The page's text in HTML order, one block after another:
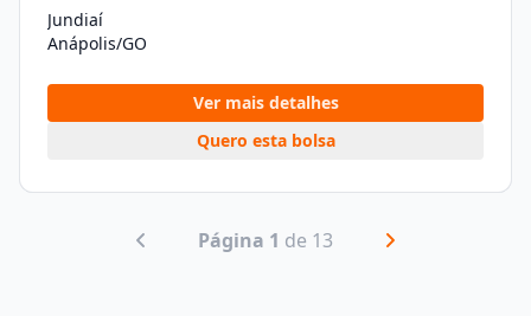
Jundiaí
Anápolis/GO
Ver mais detalhes
Quero esta bolsa
Página 1 de 13